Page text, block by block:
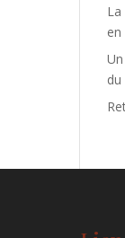
La
en
du